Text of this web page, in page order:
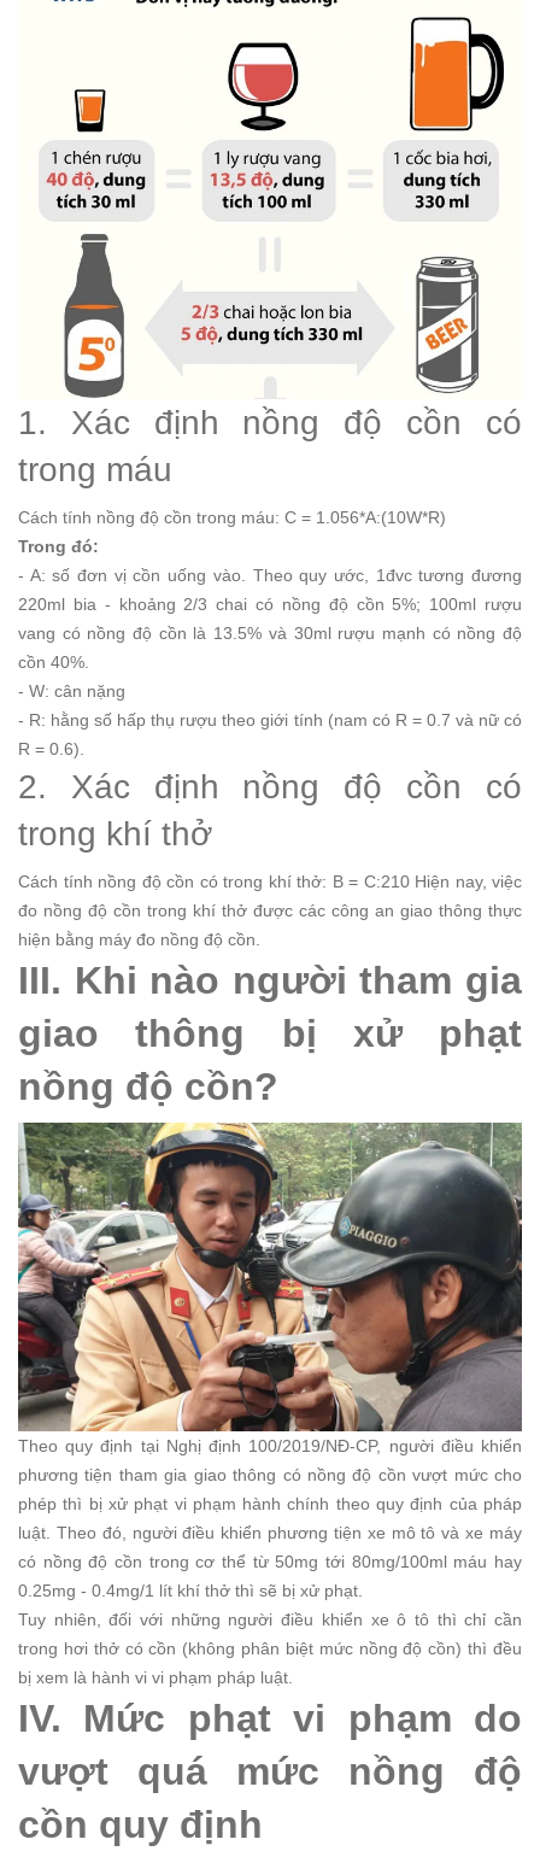
1. Xác định nồng độ cồn có
trong máu
Cách tính nồng độ cồn trong máu: C = 1.056*A:(10W*R)
Trong đó:
- A: số đơn vị cồn uống vào. Theo quy ước, 1đvc tương đương
220ml bia - khoảng 2/3 chai có nồng độ cồn 5%; 100ml rượu
vang có nồng độ cồn là 13.5% và 30ml rượu mạnh có nồng độ
cồn 40%.
- W: cân nặng
- R: hằng số hấp thụ rượu theo giới tính (nam có R = 0.7 và nữ có
R = 0.6).
2. Xác định nồng độ cồn có
trong khí thở
Cách tính nồng độ cồn có trong khí thở: B = C:210 Hiện nay, việc
đo nồng độ cồn trong khí thở được các công an giao thông thực
hiện bằng máy đo nồng độ cồn.
III. Khi nào người tham gia
giao thông bị xử phạt
nồng độ cồn?
Theo quy định tại Nghị định 100/2019/NĐ-CP, người điều khiển
phương tiện tham gia giao thông có nồng độ cồn vượt mức cho
phép thì bị xử phạt vi phạm hành chính theo quy định của pháp
luật. Theo đó, người điều khiển phương tiện xe mô tô và xe máy
có nồng độ cồn trong cơ thể từ 50mg tới 80mg/100ml máu hay
0.25mg - 0.4mg/1 lít khí thở thì sẽ bị xử phạt.
Tuy nhiên, đối với những người điều khiển xe ô tô thì chỉ cần
trong hơi thở có cồn (không phân biệt mức nồng độ cồn) thì đều
bị xem là hành vi vi phạm pháp luật.
IV. Mức phạt vi phạm do
vượt quá mức nồng độ
cồn quy định